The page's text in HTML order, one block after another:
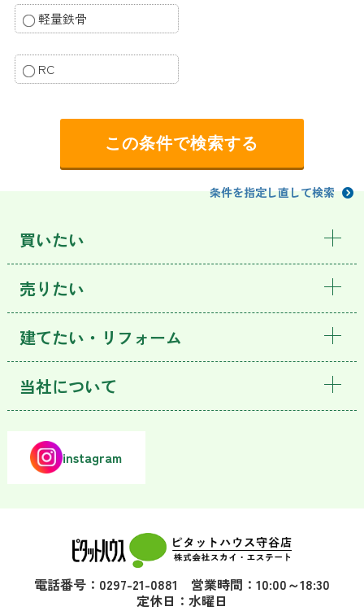
軽量鉄骨
RC
条件を指定し直して検索
買いたい
売りたい
建てたい・リフォーム
当社について
instagram
電話番号：0297-21-0881 営業時間：10:00～18:30
定休日：水曜日